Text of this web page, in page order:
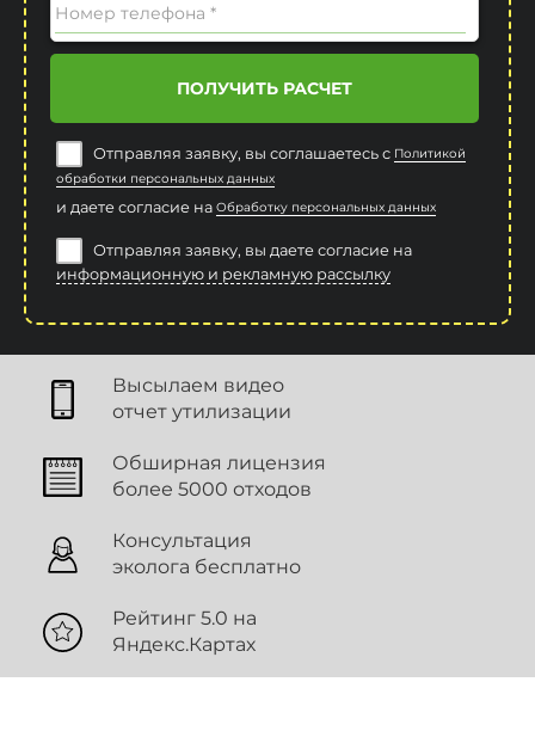
Номер телефона *
ПОЛУЧИТЬ РАСЧЕТ
Отправляя заявку, вы соглашаетесь с Политикой
обработки персональных данных
и даете согласие на Обработку персональных данных
Отправляя заявку, вы даете согласие на
информационную и рекламную рассылку
Высылаем видео
отчет утилизации
Обширная лицензия
более 5000 отходов
Консультация
эколога бесплатно
Рейтинг 5.0 на
Яндекс.Картах